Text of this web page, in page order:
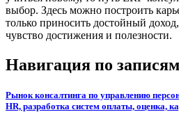
выбор. Здесь можно построить
только приносить достойный
чувство достижения и полезности.
Навигация по записям
Рынок консалтинга по управлению
HR, разработка систем оплаты, оценка,